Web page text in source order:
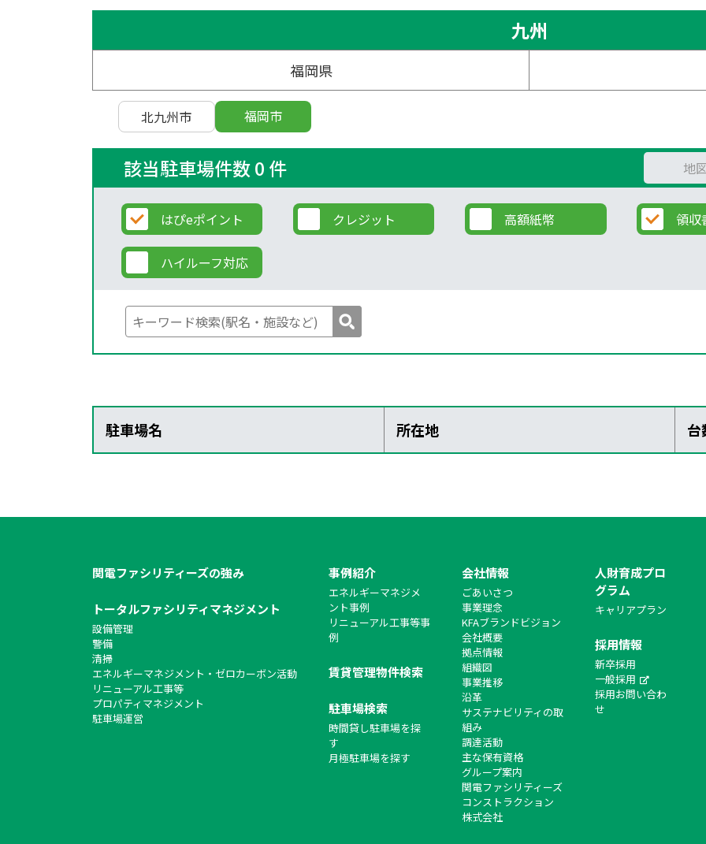
九州
福岡県
北九州市 福岡市
該当駐車場件数 0 件 地
はぴeポイント クレジット 高額紙幣 領収
ハイルーフ対応
駐車場名 所在地 台
関電ファシリティーズの強み
トータルファシリティマネジメント
設備管理
警備
清掃
エネルギーマネジメント・ゼロカーボン活動
リニューアル工事等
プロパティマネジメント
駐車場運営
事例紹介
エネルギーマネジメ
ント事例
リニューアル工事等事
例
賃貸管理物件検索
駐車場検索
時間貸し駐車場を探
す
月極駐車場を探す
会社情報
ごあいさつ
事業理念
KFAブランドビジョン
会社概要
拠点情報
組織図
事業推移
沿革
サステナビリティの取
組み
調達活動
主な保有資格
グループ案内
関電ファシリティーズ
コンストラクション
株式会社
人財育成プロ
グラム
キャリアプラン
採用情報
新卒採用
一般採用
採用お問い合わ
せ